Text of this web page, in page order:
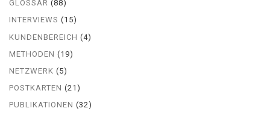
GLOSSAR (88)
INTERVIEWS (15)
KUNDENBEREICH (4)
METHODEN (19)
NETZWERK (5)
POSTKARTEN (21)
PUBLIKATIONEN (32)